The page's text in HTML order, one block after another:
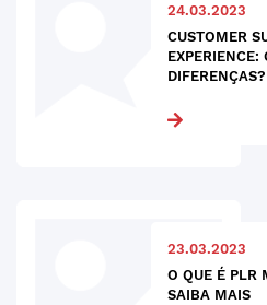
24.03.2023
CUSTOMER
EXPERIENCE:
DIFERENÇAS?
23.03.2023
O QUE É PLR
SAIBA MAIS